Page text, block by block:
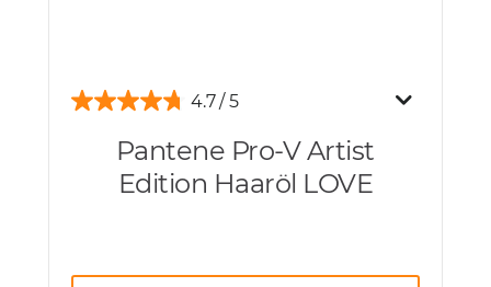
4.7
Pantene Pro-V Artist
Edition Haaröl LOVE